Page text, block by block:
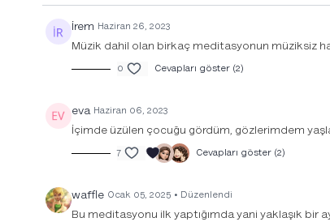
İrem Haziran 26, 2023
Müzik dahil olan birkaç meditasyonun müziksiz
0 Cevapları göster (2)
eva Haziran 06, 2023
İçimde üzülen çocuğu gördüm, gözlerimdem
7 Cevapları göster (2)
waffle Ocak 05, 2025 • Düzenlendi
Bu meditasyonu ilk yaptığımda yani yaklaşık bir